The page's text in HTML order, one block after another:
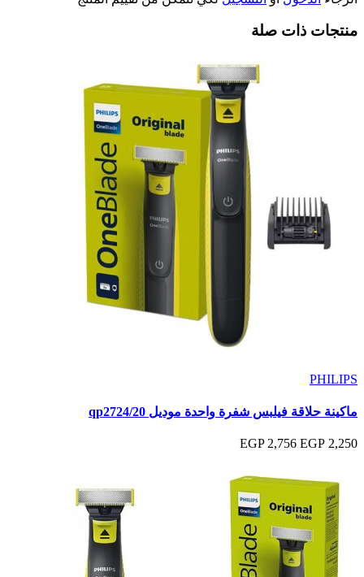
منتجات ذات صلة
PHILIPS
ماكينة حلاقة فيلبس شفرة واحدة موديل qp2724/20
2,250 EGP
2,756 EGP